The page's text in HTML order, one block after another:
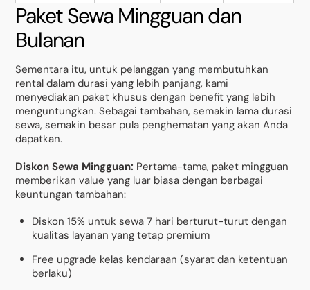
Paket Sewa Mingguan dan
Bulanan
Sementara itu, untuk pelanggan yang membutuhkan
rental dalam durasi yang lebih panjang, kami
menyediakan paket khusus dengan benefit yang lebih
menguntungkan. Sebagai tambahan, semakin lama durasi
sewa, semakin besar pula penghematan yang akan Anda
dapatkan.
Diskon Sewa Mingguan: Pertama-tama, paket mingguan
memberikan value yang luar biasa dengan berbagai
keuntungan tambahan:
Diskon 15% untuk sewa 7 hari berturut-turut dengan
kualitas layanan yang tetap premium
Free upgrade kelas kendaraan (syarat dan ketentuan
berlaku)